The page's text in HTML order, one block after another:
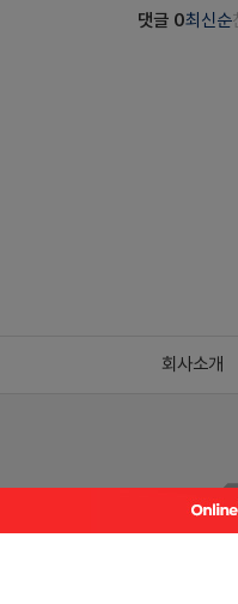
댓글 0최신순
회사소개